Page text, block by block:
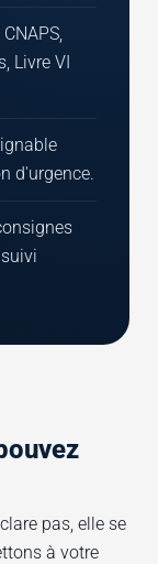
Livre VI
d'urgence.
pas, elle se
à votre